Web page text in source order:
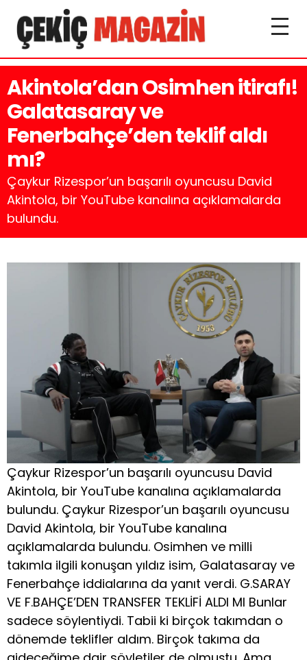
Akintola’dan Osimhen itirafı!
Galatasaray ve
Fenerbahçe’den teklif aldı
mı?
Çaykur Rizespor’un başarılı oyuncusu David
Akintola, bir YouTube kanalına açıklamalarda
bulundu.
Çaykur Rizespor’un başarılı oyuncusu David
Akintola, bir YouTube kanalına açıklamalarda
bulundu. Çaykur Rizespor’un başarılı oyuncusu
David Akintola, bir YouTube kanalına
açıklamalarda bulundu. Osimhen ve milli
takımla ilgili konuşan yıldız isim, Galatasaray ve
Fenerbahçe iddialarına da yanıt verdi. G.SARAY
VE F.BAHÇE’DEN TRANSFER TEKLİFİ ALDI MI Bunlar
sadece söylentiydi. Tabii ki birçok takımdan o
dönemde teklifler aldım. Birçok takıma da